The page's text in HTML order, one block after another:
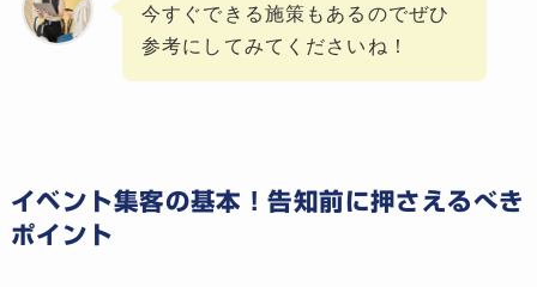
今すぐできる施策もあるのでぜひ
参考にしてみてくださいね！
イベント集客の基本！告知前に押さえるべき
ポイント